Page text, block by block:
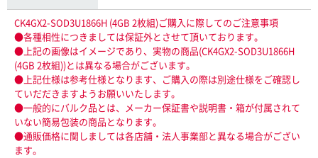
CK4GX2-SOD3U1866H (4GB 2枚組)ご購入に際してのご注意事項
●各種相性につきましては保証外とさせて頂いております。
●上記の画像はイメージであり、実物の商品(CK4GX2-SOD3U1866H
(4GB 2枚組))とは異なる場合がございます。
●上記仕様は参考仕様となります、ご購入の際は別途仕様をご確認し
ていだだきますようお願いいたします。
●一般的にバルク品とは、メーカー保証書や説明書・箱が付属されて
いない簡易包装の商品となります。
●通販価格に関しましては各店舗・法人事業部と異なる場合がござい
ます。